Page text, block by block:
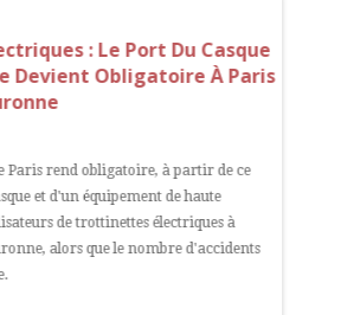
: Le Port Du Casque
Devient Obligatoire À Paris
Paris rend obligatoire, à partir de ce
et d'un équipement de haute
de trottinettes électriques à
alors que le nombre d'accidents